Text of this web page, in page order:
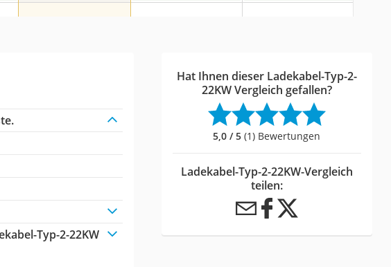
Typ-2-22KW
Hat Ihnen dieser Ladekabel-Typ-2-
22KW Vergleich gefallen?
5,0 / 5 (1) Bewertungen
Ladekabel-Typ-2-22KW-Vergleich
teilen: